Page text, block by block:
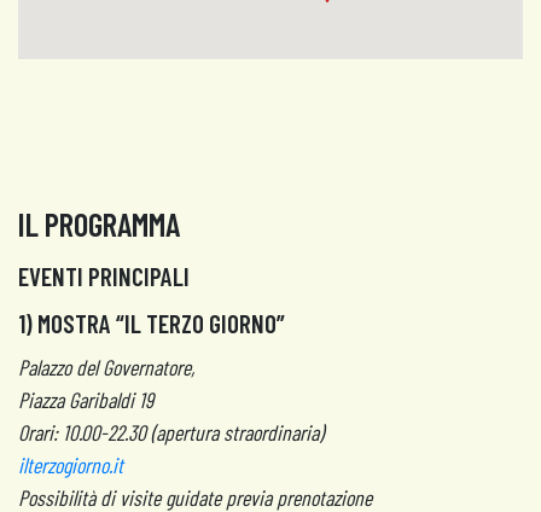
IL PROGRAMMA
EVENTI PRINCIPALI
1) MOSTRA “IL TERZO GIORNO”
Palazzo del Governatore,
Piazza Garibaldi 19
Orari: 10.00-22.30 (apertura straordinaria)
ilterzogiorno.it
Possibilità di visite guidate previa prenotazione